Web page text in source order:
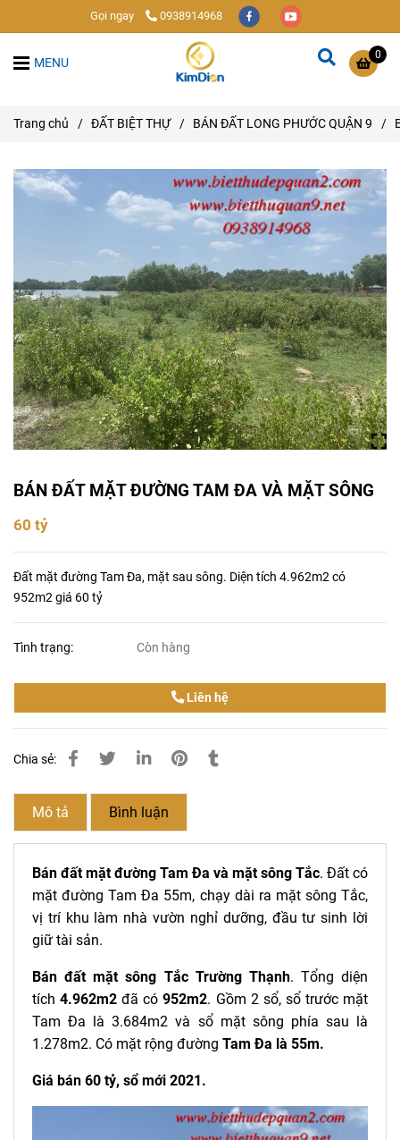
Gọi ngay 0938914968
0
MENU
Trang chủ / ĐẤT BIỆT THỰ / BÁN ĐẤT LONG PHƯỚC QUẬN 9 /
BÁN ĐẤT MẶT ĐƯỜNG TAM ĐA VÀ MẶT SÔNG
60 tỷ
Đất mặt đường Tam Đa, mặt sau sông. Diện tích 4.962m2 có
952m2 giá 60 tỷ
Tình trạng: Còn hàng
Liên hệ
Chia sẻ:
Mô tả Bình luận
Bán đất mặt đường Tam Đa và mặt sông Tắc. Đất có
mặt đường Tam Đa 55m, chạy dài ra mặt sông Tắc,
vị trí khu làm nhà vườn nghỉ dưỡng, đầu tư sinh lời
giữ tài sản.
Bán đất mặt sông Tắc Trường Thạnh. Tổng diện
tích 4.962m2 đã có952m2. Gồm 2 sổ, sổ trước mặt
Tam Đa là 3.684m2 và sổ mặt sông phía sau là
1.278m2. Có mặt rộng đường Tam Đa là 55m.
Giá bán 60 tỷ, sổ mới 2021.